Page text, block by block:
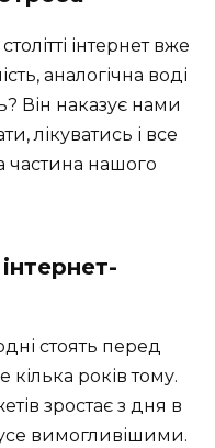
інтернет вже
аналогічна воді
Він наказує нами
лікуватись і все
частина нашого
стоять перед
років тому.
зростає з дня в
вимогливішими.